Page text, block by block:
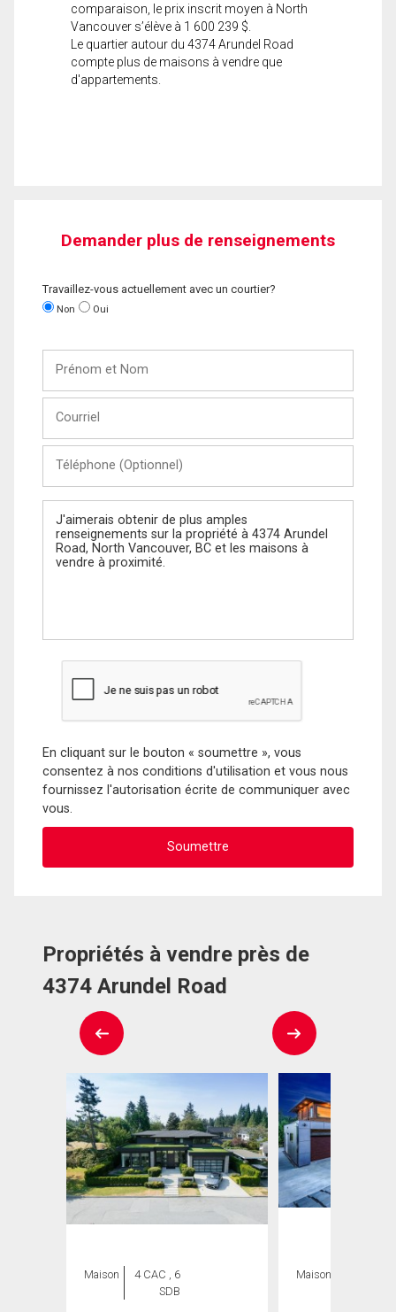
comparaison, le prix inscrit moyen à North
Vancouver s’élève à 1 600 239 $.
Le quartier autour du 4374 Arundel Road
compte plus de maisons à vendre que
d'appartements.
Demander plus de renseignements
Travaillez-vous actuellement avec un courtier?
Non Oui
Nom
(Optionnel)
Message
En cliquant sur le bouton « soumettre », vous
consentez à nos conditions d'utilisation et vous nous
fournissez l'autorisation écrite de communiquer avec
vous.
Propriétés à vendre près de
4374 Arundel Road
Maison
4 CAC , 6
SDB
Maison